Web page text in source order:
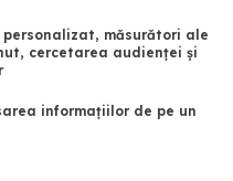
biliari, cei care duc
tulpini de țelină pe
(
măsurători ale
cercetarea audienței și
informațiilor de pe un